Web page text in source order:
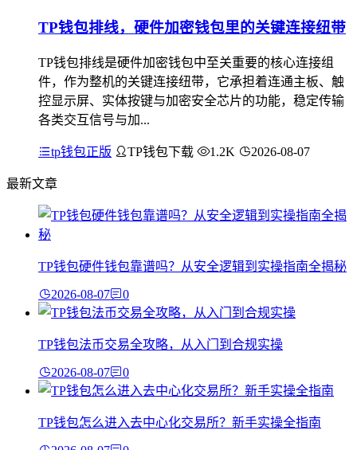
TP钱包排线，硬件加密钱包里的关键连接纽带
TP钱包排线是硬件加密钱包中至关重要的核心连接组
件，作为整机的关键连接纽带，它承担着连通主板、触
控显示屏、实体按键与加密安全芯片的功能，稳定传输
各类交互信号与加...
tp钱包正版 TP钱包下载 1.2K 2026-08-07
最新文章
TP钱包硬件钱包靠谱吗？从安全逻辑到实操指南全揭秘
2026-08-07 0
TP钱包法币交易全攻略，从入门到合规实操
2026-08-07 0
TP钱包怎么进入去中心化交易所？新手实操全指南